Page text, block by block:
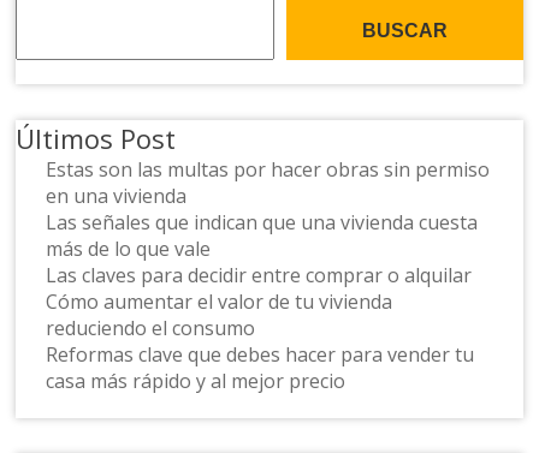
BUSCAR
Últimos Post
Estas son las multas por hacer obras sin permiso
en una vivienda
Las señales que indican que una vivienda cuesta
más de lo que vale
Las claves para decidir entre comprar o alquilar
Cómo aumentar el valor de tu vivienda
reduciendo el consumo
Reformas clave que debes hacer para vender tu
casa más rápido y al mejor precio